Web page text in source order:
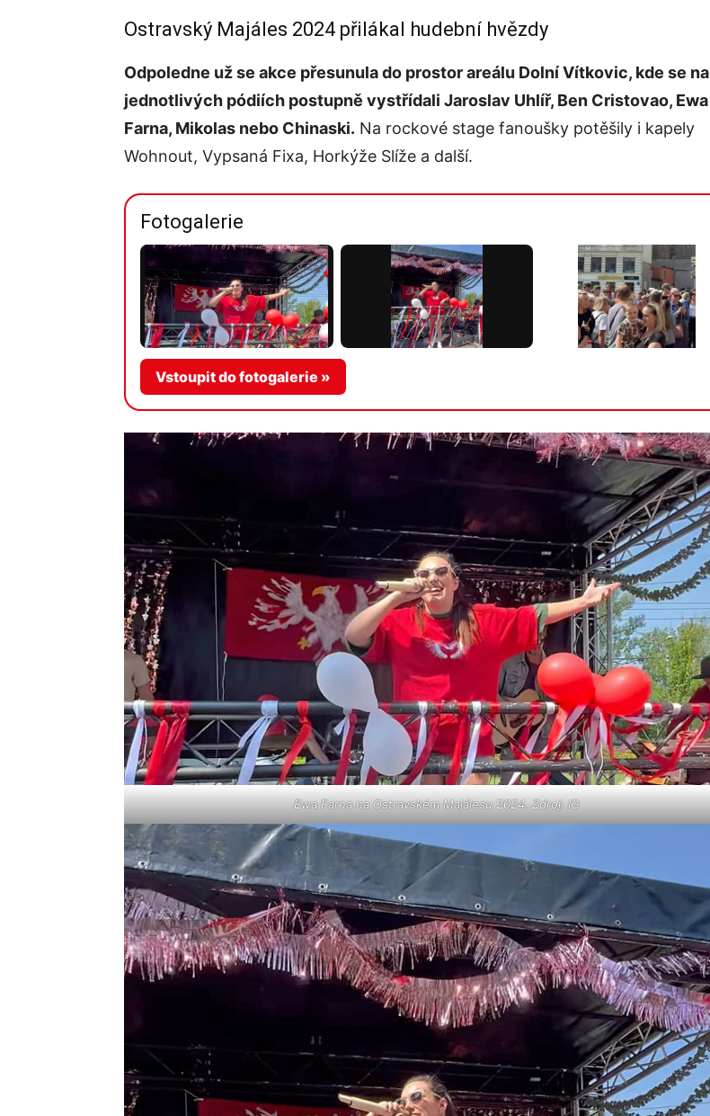
Ostravský Majáles 2024 přilákal hudební hvězdy
Odpoledne už se akce přesunula do prostor areálu Dolní Vítkovic, kde se na
jednotlivých pódiích postupně vystřídali Jaroslav Uhlíř, Ben Cristovao, Ewa
Farna, Mikolas nebo Chinaski. Na rockové stage fanoušky potěšily i kapely
Wohnout, Vypsaná Fixa, Horkýže Slíže a další.
Fotogalerie
Vstoupit do fotogalerie »
Ewa Farna na Ostravském Majálesu 2024. Zdroj: IG